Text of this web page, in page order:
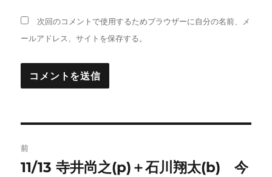
次回のコメントで使用するためブラウザーに自分の名前、メ
ールアドレス、サイトを保存する。
稿
前
前
11/13 寺井尚之(p)＋石川翔太(b) 今